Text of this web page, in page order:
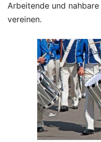
Arbeitende und
vereinen.